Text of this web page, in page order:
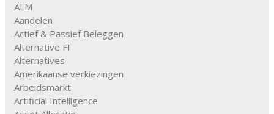
ALM
Aandelen
Actief & Passief Beleggen
Alternative FI
Alternatives
Amerikaanse verkiezingen
Arbeidsmarkt
Artificial Intelligence